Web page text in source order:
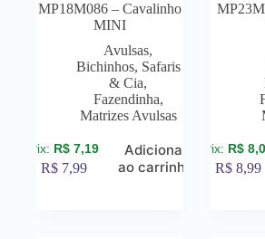
MP18M086 – Cavalinho
MINI
Avulsas,
Bichinhos, Safaris
& Cia,
Fazendinha,
Matrizes Avulsas
R$ 7,19
R$ 7,99
Adicionar
ao carrinho
R$
R$ 8,99